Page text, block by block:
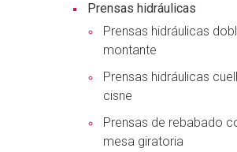
Prensas hidráulicas
Prensas hidráulicas
montante
Prensas hidráulicas
cisne
Prensas de rebabado
mesa giratoria